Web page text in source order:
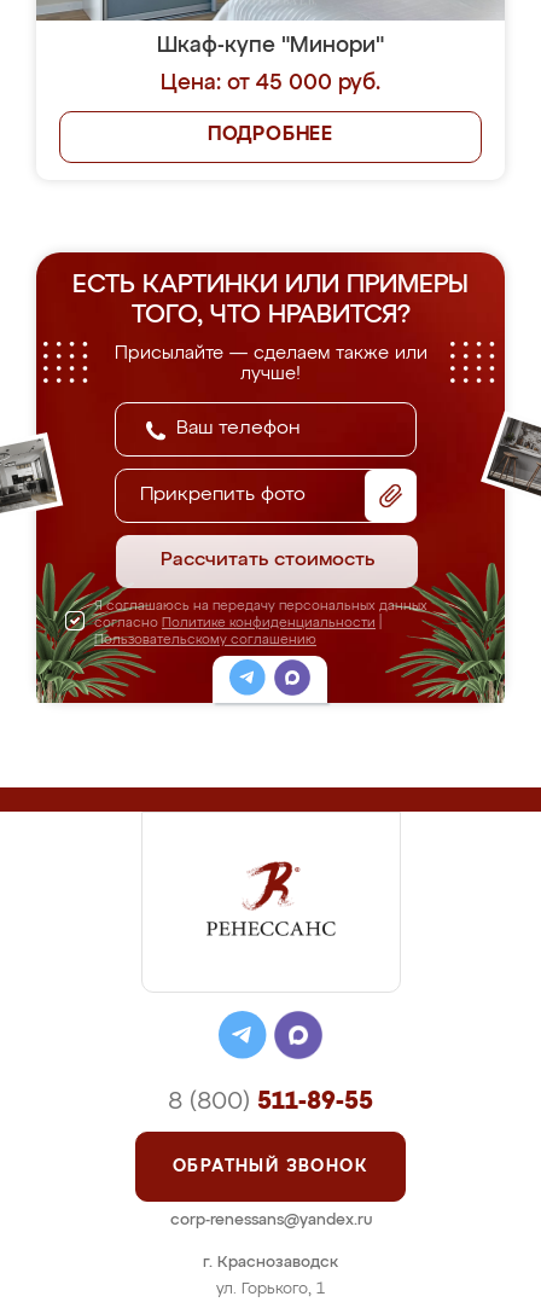
Шкаф-купе "Минори"
Цена: от 45 000 руб.
ПОДРОБНЕЕ
ЕСТЬ КАРТИНКИ ИЛИ ПРИМЕРЫ
ТОГО, ЧТО НРАВИТСЯ?
Присылайте — сделаем также или
лучше!
Прикрепить фото
Рассчитать стоимость
Я соглашаюсь на передачу персональных данных
согласно Политике конфиденциальности
Пользовательскому соглашению
г. Краснозаводск
ул. Горького, 1
8 (800) 511-89-55
ОБРАТНЫЙ ЗВОНОК
corp-renessans@yandex.ru